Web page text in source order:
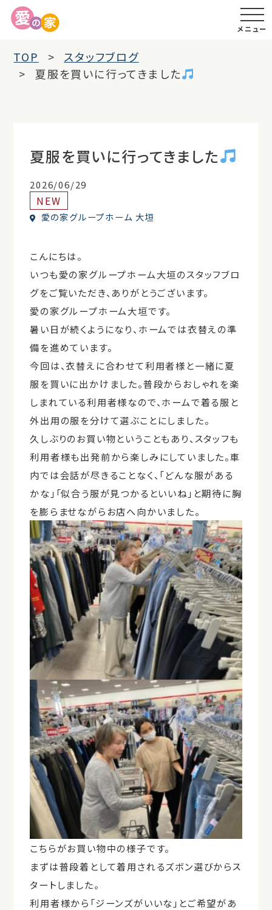
メニュー
TOP
スタッフブログ
夏服を買いに行ってきました
夏服を買いに行ってきました
2026/06/29
NEW
愛の家グループホーム 大垣
こんにちは。
いつも愛の家グループホーム大垣のスタッフブロ
グをご覧いただき、ありがとうございます。
愛の家グループホーム大垣です。
暑い日が続くようになり、ホームでは衣替えの準
備を進めています。
今回は、衣替えに合わせて利用者様と一緒に夏
服を買いに出かけました。普段からおしゃれを楽
しまれている利用者様なので、ホームで着る服と
外出用の服を分けて選ぶことにしました。
久しぶりのお買い物ということもあり、スタッフも
利用者様も出発前から楽しみにしていました。車
内では会話が尽きることなく、「どんな服がある
かな」「似合う服が見つかるといいね」と期待に胸
を膨らませながらお店へ向かいました。
こちらがお買い物中の様子です。
まずは普段着として着用されるズボン選びからス
タートしました。
利用者様から「ジーンズがいいな」とご希望があ